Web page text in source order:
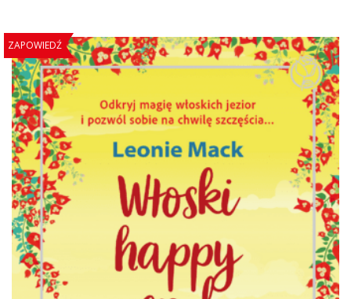
ZAPOWIEDŹ